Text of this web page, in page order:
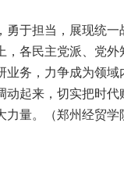
勇于担当，展现统
，各民主党派、党
业务，力争成为领
动起来，切实把时
量。（郑州经贸学